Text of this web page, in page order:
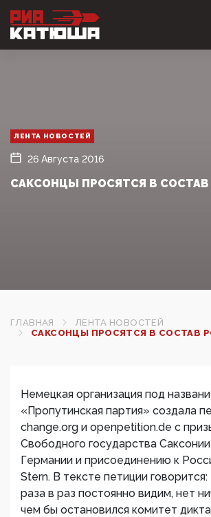
ЛЕНТА НОВОСТЕЙ
26 Августа 2016
САКСОНЦЫ ПРОСЯТСЯ В
ГЛАВНАЯ
ЛЕНТА НОВОСТЕЙ
САКСОНЦЫ ПРОСЯТСЯ В СОСТАВ
Немецкая организация под
«Пропутинская партия» создала
change.org и оpenpetition.de с
Свободного государства
Германии и присоединению к
Stern. В тексте петиции
раза в раз постоянно видим, нет
чем бы остановился комитет